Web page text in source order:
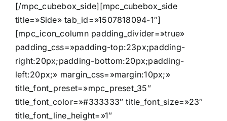
[/mpc_cubebox_side][mpc_cubebox_side
title=»Side» tab_id=»1507818094-1″]
[mpc_icon_column padding_divider=»true»
padding_css=»padding-top:23px;padding-
right:20px;padding-bottom:20px;padding-
left:20px;» margin_css=»margin:10px;»
title_font_preset=»mpc_preset_35″
title_font_color=»#333333″ title_font_size=»23″
title_font_line_height=»1″